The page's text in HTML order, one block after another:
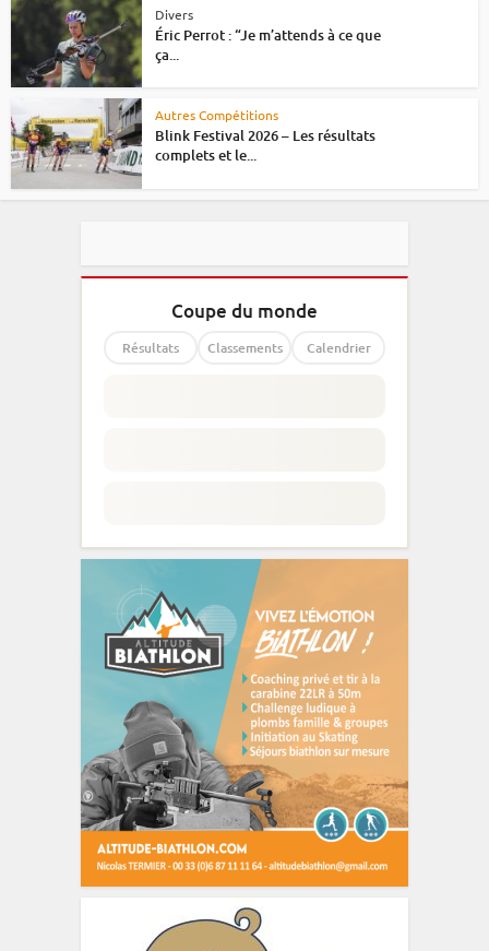
Divers
Éric Perrot : “Je m’attends à ce que
ça...
Autres Compétitions
Blink Festival 2026 – Les résultats
complets et le...
Coupe du monde
Résultats Classements Calendrier